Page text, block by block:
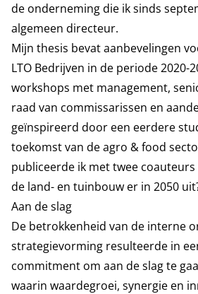
de onderneming die ik sinds
algemeen directeur.
Mijn thesis bevat aanbevelingen
LTO Bedrijven in de periode 2020-
workshops met management,
raad van commissarissen en
geïnspireerd door een eerdere
toekomst van de agro & food
publiceerde ik met twee coauteurs
de land- en tuinbouw er in 2050
Aan de slag
De betrokkenheid van de interne
strategievorming resulteerde in
commitment om aan de slag te
waarin waardegroei, synergie en